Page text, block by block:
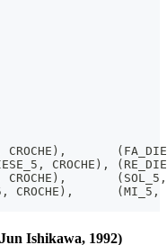
CROCHE ) , (
, CROCHE ) , (
CROCHE ) , ( SOL_5 ,
, CROCHE ) , ( MI_5 ,
Ishikawa, 1992)